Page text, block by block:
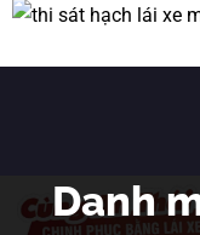
Danh